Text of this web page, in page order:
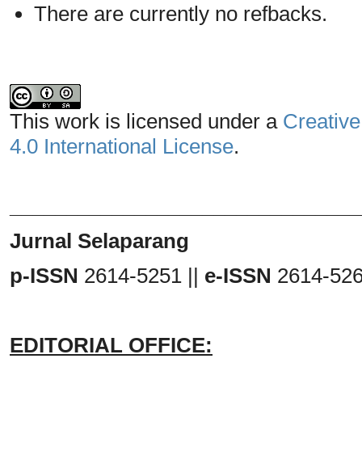
There are currently no refbacks.
This work is licensed under a
4.0 International License.
Jurnal Selaparang
p-ISSN 2614-5251 || e-ISSN 2614-
EDITORIAL OFFICE: